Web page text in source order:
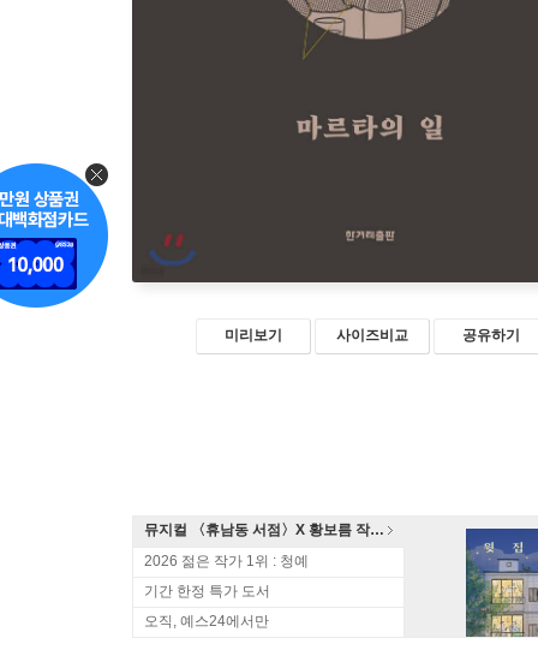
미리보기 사이즈비교 공유하기
뮤지컬 〈휴남동 서점〉X 황보름 작가 북토크
2026 젊은 작가 1위 : 청예
기간 한정 특가 도서
오직, 예스24에서만